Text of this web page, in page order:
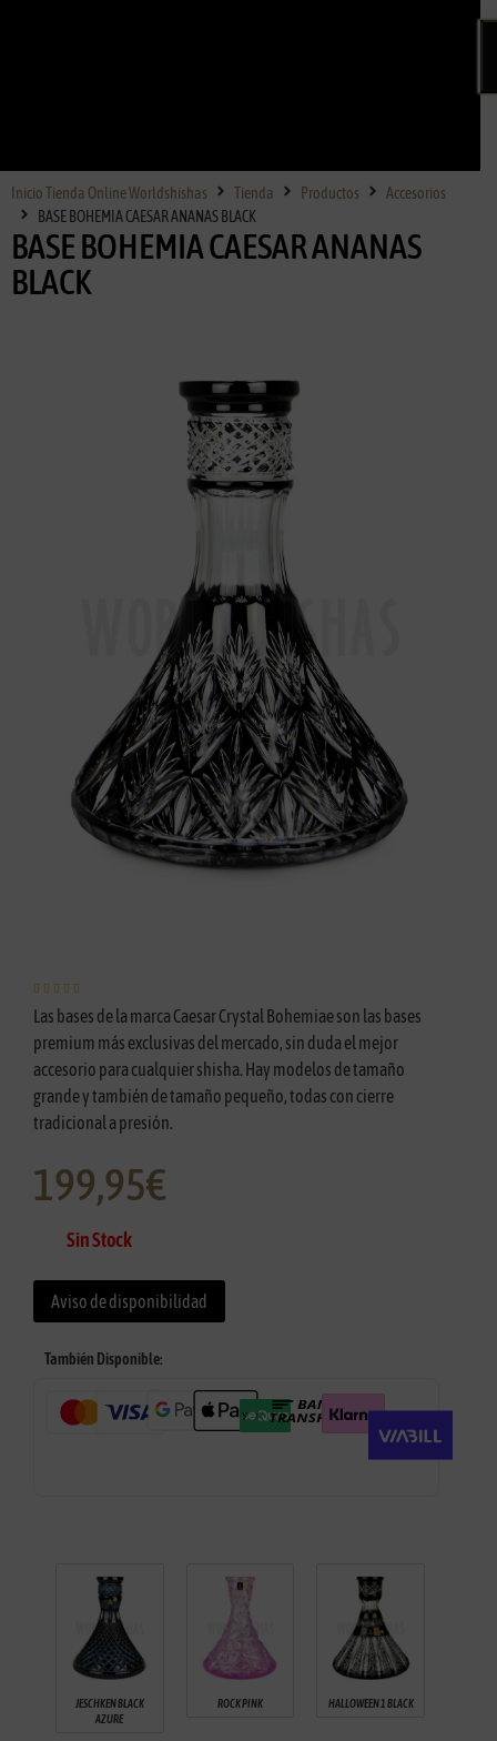
Inicio Tienda Online Worldshishas Tienda Productos
Accesorios
BASE BOHEMIA CAESAR ANANAS BLACK
BASE BOHEMIA CAESAR ANANAS
BLACK
    
Las bases de la marca Caesar Crystal Bohemiae son las bases
premium más exclusivas del mercado, sin duda el mejor
accesorio para cualquier shisha. Hay modelos de tamaño
grande y también de tamaño pequeño, todas con cierre
tradicional a presión.
199,95€
Sin Stock
Aviso de disponibilidad
También Disponible:
JESCHKEN BLACK
AZURE
ROCK PINK HALLOWEEN 1 BLACK